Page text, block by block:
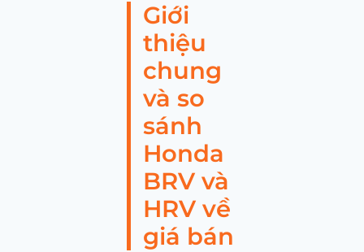
Giới
thiệu
chung
và so
sánh
Honda
BRV và
HRV về
giá bán